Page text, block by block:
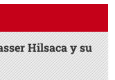
Hilsaca y su